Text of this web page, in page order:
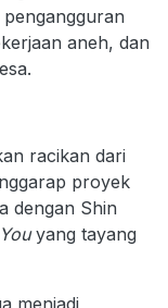
aneh, dan
racikan dari
proyek
dengan Shin
yang tayang